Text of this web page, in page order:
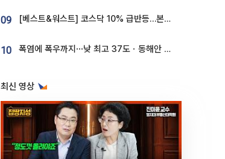
09 [베스트&워스트] 코스닥 10% 급반등…본느, 최대주주 변경 기대에 270% 폭등
10 폭염에 폭우까지⋯낮 최고 37도ㆍ동해안 강한 비 [날씨]
최신 영상